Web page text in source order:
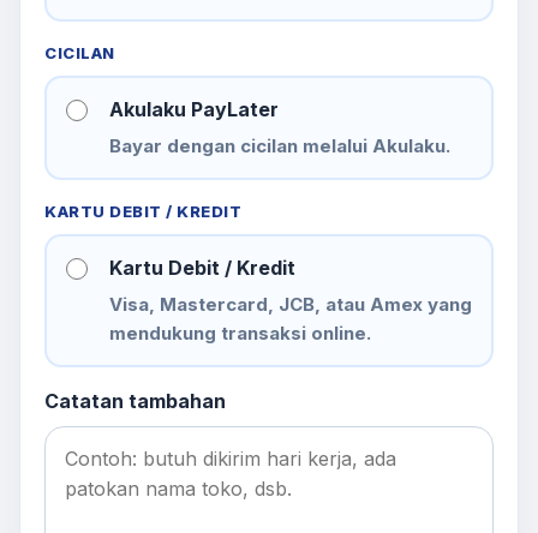
CICILAN
Akulaku PayLater
Bayar dengan cicilan melalui Akulaku.
KARTU DEBIT / KREDIT
Kartu Debit / Kredit
Visa, Mastercard, JCB, atau Amex yang
mendukung transaksi online.
Catatan tambahan